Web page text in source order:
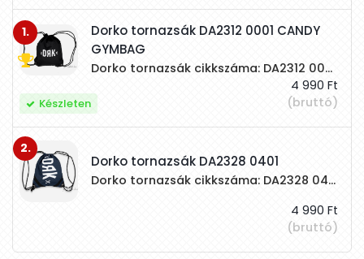
1.
Dorko tornazsák DA2312 0001 CANDY
GYMBAG
Készleten
Dorko tornazsák cikkszáma: DA2312 0001 színe: fekete anyaga: 100% polyester mérete: 44x37 cm Márkajelzés középen van és fehér színű. Belül egy kis hálós zseb található, rajta márkajelzéssel. Bélésén kisméretű márkajelzések láthatók.
4 990 Ft
(bruttó)
2.
Dorko tornazsák DA2328 0401
Dorko tornazsák cikkszáma: DA2328 0401 színe: sötétkék anyaga: 100% polyester mérete: 42,5x36,5 cm Felirat és márkajelzés fehér színű, alatta két fekete csík látható. Belül egy kis hálós zseb található, rajta márkajelzéssel. Zsinórok színe is fekete.
4 990 Ft
(bruttó)